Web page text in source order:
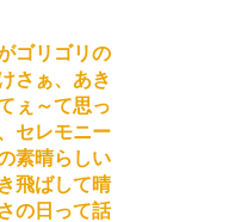
ゴリゴリの
さぁ、あき
ぇ～て思っ
セレモニー
素晴らしい
飛ばして晴
の日って話